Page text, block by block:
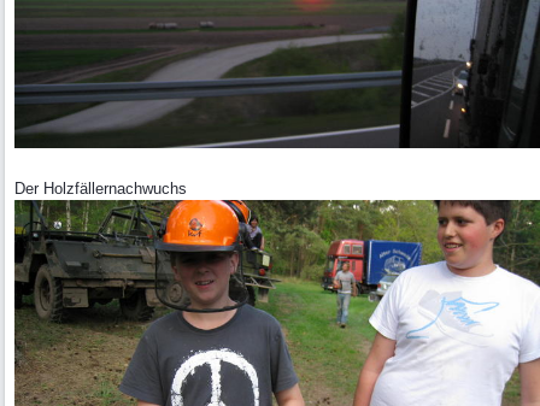
Der Holzfällernachwuchs